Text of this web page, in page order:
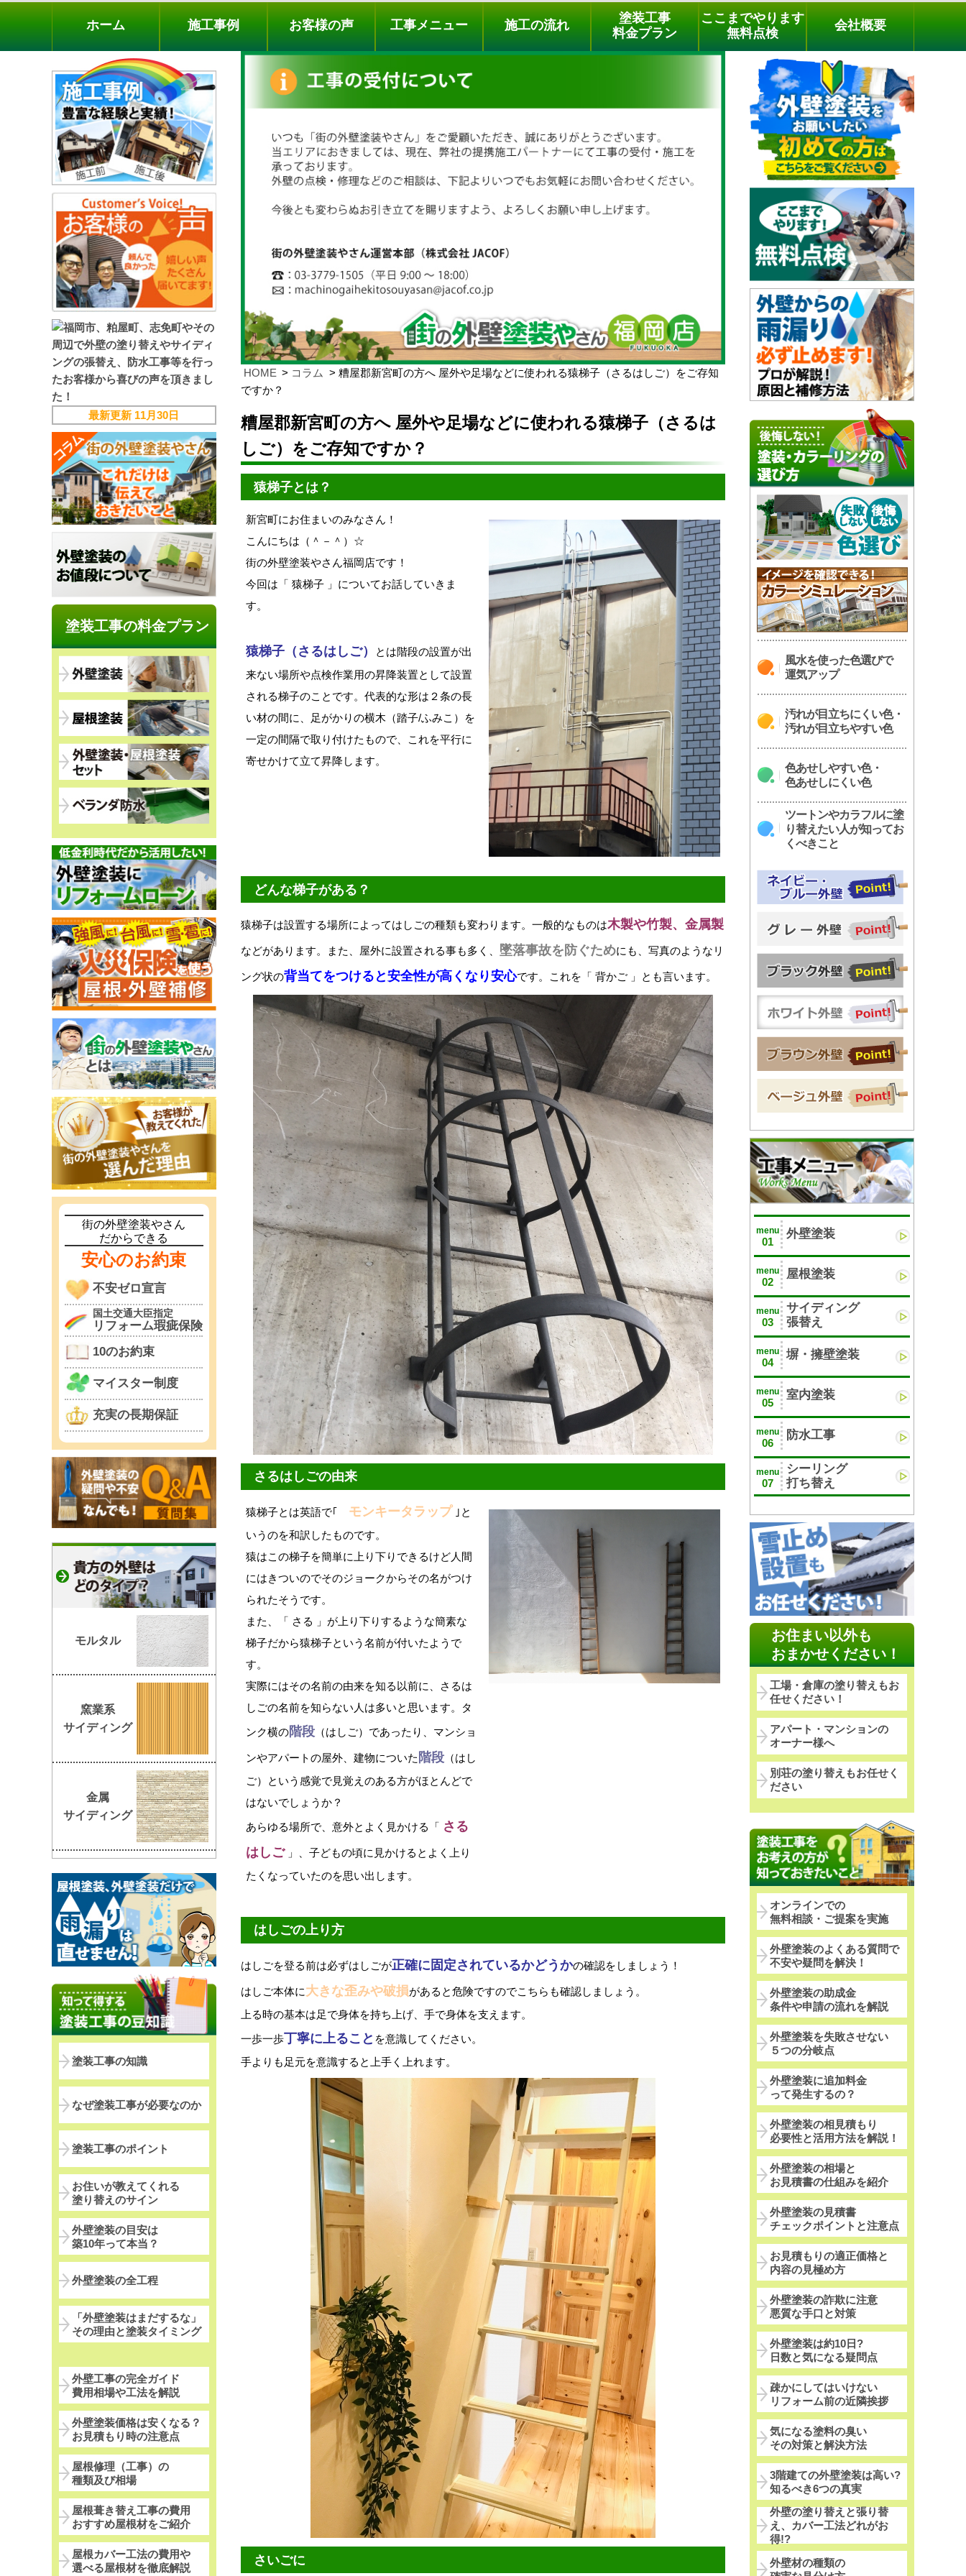
料金プラン 無料点検
電話でのご相談
[9時～18時まで受付中]
phone03-3779-1505
ホーム 施工事例 お客様の声 工事メニュー 施工の流れ
塗装工事
料金プラン
ここまでやります
無料点検
会社概要
HOME コラム
糟屋郡新宮町の方へ 屋外や足場などに使われる猿梯子（さるはしご）をご存知
ですか？
糟屋郡新宮町の方へ 屋外や足場などに使われる猿梯子（さるは
しご）をご存知ですか？
猿梯子とは？
新宮町にお住まいのみなさん！
こんにちは（＾－＾）☆
街の外壁塗装やさん福岡店です！
今回は「 猿梯子 」についてお話していきま
す。
猿梯子（さるはしご）
とは階段の設置が出
来ない場所や点検作業用の昇降装置として設置
される梯子のことです。代表的な形は２条の長
い材の間に、足がかりの横木（踏子/ふみこ）を
一定の間隔で取り付けたもので、これを平行に
寄せかけて立て昇降します。
どんな梯子がある？
猿梯子は設置する場所によってはしごの種類も変わります。一般的なものは木製や竹製、金属製
などがあります。また、屋外に設置される事も多く、 墜落事故を防ぐためにも、写真のようなリ
ング状の背当てをつけると安全性が高くなり安心です。これを「 背かご 」とも言います。
さるはしごの由来
猿梯子とは英語で｢ モンキータラップ ｣と
いうのを和訳したものです。
猿はこの梯子を簡単に上り下りできるけど人間
にはきついのでそのジョークからその名がつけ
られたそうです。
また、「 さる 」が上り下りするような簡素な
梯子だから猿梯子という名前が付いたようで
す。
実際にはその名前の由来を知る以前に、さるは
しごの名前を知らない人は多いと思います。タ
ンク横の階段 （はしご）であったり、マンショ
ンやアパートの屋外、建物についた 階段 （はし
ご）という感覚で見覚えのある方がほとんどで
はないでしょうか？
あらゆる場所で、意外とよく見かける「 さる
はしご」、子どもの頃に見かけるとよく上り
たくなっていたのを思い出します。
はしごの上り方
はしごを登る前は必ずはしごが正確に固定されているかどうかの確認をしましょう！
はしご本体に大きな歪みや破損があると危険ですのでこちらも確認しましょう。
上る時の基本は足で身体を持ち上げ、手で身体を支えます。
一歩一歩丁寧に上ること を意識してください。
手よりも足元を意識すると上手く上れます。
さいごに
風水を使った色選びで
運気アップ
汚れが目立ちにくい色・
汚れが目立ちやすい色
色あせしやすい色・
色あせしにくい色
ツートンやカラフルに塗
り替えたい人が知ってお
くべきこと
menu
01
外壁塗装
menu
02
屋根塗装
menu
03
サイディング
張替え
menu
04
塀・擁壁塗装
menu
05
室内塗装
menu
06
防水工事
menu
07
シーリング
打ち替え
お住まい以外も
おまかせください！
工場・倉庫の塗り替えもお
任せください！
アパート・マンションの
オーナー様へ
別荘の塗り替えもお任せく
ださい
オンラインでの
無料相談・ご提案を実施
外壁塗装のよくある質問で
不安や疑問を解決！
外壁塗装の助成金
条件や申請の流れを解説
外壁塗装を失敗させない
５つの分岐点
外壁塗装に追加料金
って発生するの？
外壁塗装の相見積もり
必要性と活用方法を解説！
外壁塗装の相場と
お見積書の仕組みを紹介
外壁塗装の見積書
チェックポイントと注意点
お見積もりの適正価格と
内容の見極め方
外壁塗装の詐欺に注意
悪質な手口と対策
外壁塗装は約10日?
日数と気になる疑問点
疎かにしてはいけない
リフォーム前の近隣挨拶
気になる塗料の臭い
その対策と解決方法
3階建ての外壁塗装は高い?
知るべき6つの真実
外壁の塗り替えと張り替
え、カバー工法どれがお
得!?
外壁材の種類の
最新更新 11月30日
塗装工事の料金プラン
街の外壁塗装やさん
だからできる
安心のお約束
不安ゼロ宣言
国土交通大臣指定
リフォーム瑕疵保険
10のお約束
マイスター制度
充実の長期保証
モルタル
窯業系
サイディング
金属
サイディング
塗装工事の知識
なぜ塗装工事が必要なのか
塗装工事のポイント
お住いが教えてくれる
塗り替えのサイン
外壁塗装の目安は
築10年って本当？
外壁塗装の全工程
「外壁塗装はまだするな」
その理由と塗装タイミング
外壁工事の完全ガイド
費用相場や工法を解説
外壁塗装価格は安くなる？
お見積もり時の注意点
屋根修理（工事）の
種類及び相場
屋根葺き替え工事の費用
おすすめ屋根材をご紹介
屋根カバー工法の費用や
選べる屋根材を徹底解説